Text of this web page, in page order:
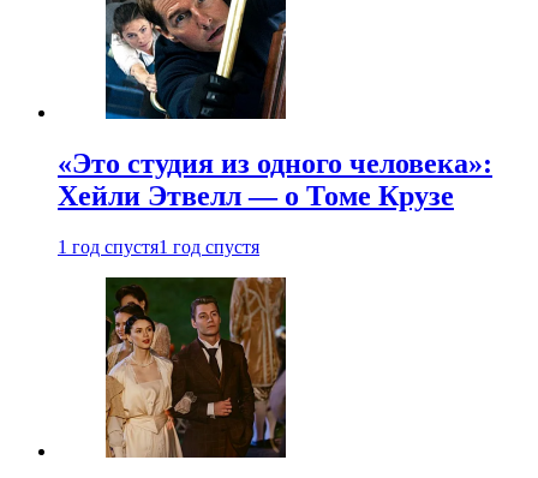
«Это студия из одного человека»:
Хейли Этвелл — о Томе Крузе
1 год спустя1 год спустя